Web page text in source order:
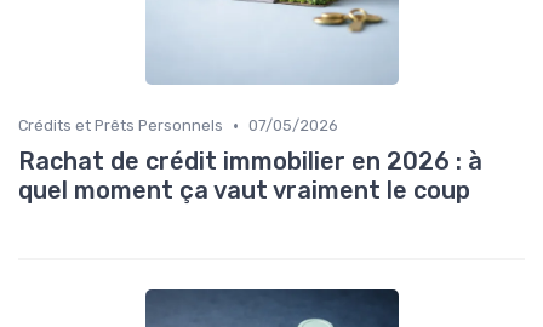
Crédits et Prêts Personnels • 07/05/2026
Rachat de crédit immobilier en 2026 : à
quel moment ça vaut vraiment le coup